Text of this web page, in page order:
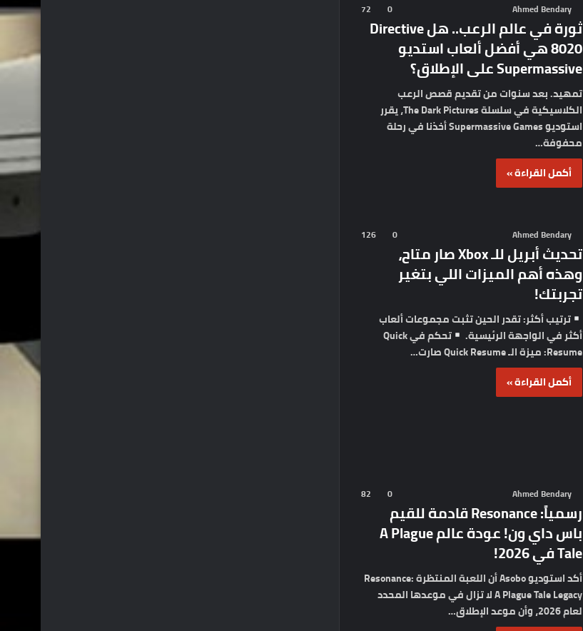
Ahmed Bendary
0
72
ثورة في عالم الرعب.. هل Directive
8020 هي أفضل ألعاب استديو
Supermassive على الإطلاق؟
تمهيد. بعد سنوات من تقديم قصص الرعب
الكلاسيكية في سلسلة The Dark Pictures، يقرر
استوديو Supermassive Games أخذنا في رحلة
محفوفة…
أكمل القراءة »
Ahmed Bendary
0
126
تحديث أبريل للـ Xbox صار متاح،
وهذه أهم الميزات اللي بتغير
تجربتك!
ترتيب أكثر: تقدر الحين تثبت مجموعات ألعاب
أكثر في الواجهة الرئيسية.
تحكم في Quick
Resume: ميزة الـ Quick Resume صارت…
أكمل القراءة »
Ahmed Bendary
0
82
رسمياً: Resonance قادمة للقيم
باس داي ون! عودة عالم A Plague
Tale في 2026!
أكد استوديو Asobo أن اللعبة المنتظرة Resonance:
A Plague Tale Legacy لا تزال في موعدها المحدد
لعام 2026، وأن موعد الإطلاق…